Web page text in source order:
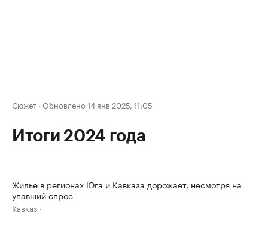
Сюжет · Обновлено 14 янв 2025, 11:05
Итоги 2024 года
Жилье в регионах Юга и Кавказа дорожает, несмотря на
упавший спрос
Кавказ